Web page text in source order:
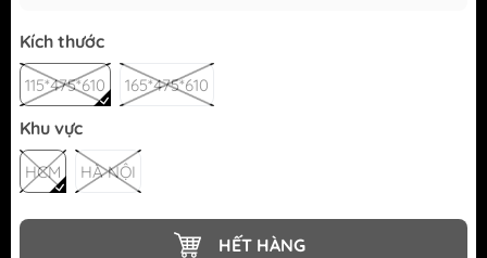
Kích thước
115*475*610 165*475*610
Khu vực
HCM HÀ NỘI
HẾT HÀNG